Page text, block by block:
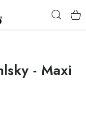
- Maxi